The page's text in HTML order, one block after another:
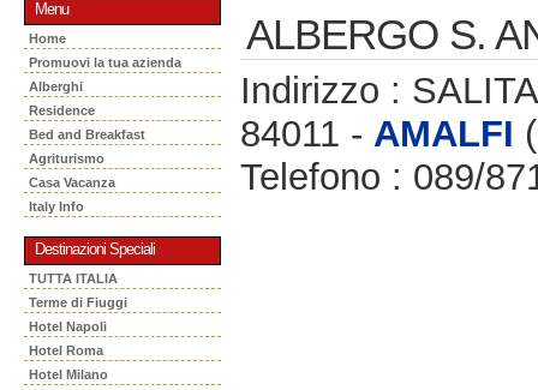
Menu
Home
Promuovi la tua azienda
Alberghi
Residence
Bed and Breakfast
Agriturismo
Casa Vacanza
Italy Info
Destinazioni Speciali
TUTTA ITALIA
Terme di Fiuggi
Hotel Napoli
Hotel Roma
Hotel Milano
ALBERGO S.
Indirizzo :
84011 - AMALFI
Telefono : 089/